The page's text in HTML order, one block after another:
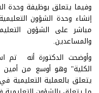
وفيما يتعلق بوظيفة وحدة
إنشاء وحدة الشؤون
مباشر على الشؤون
والمساعدين.
وأوضحت الدكتورة أنه تم
الكلية" وهو أوسع من
يتعلق بالعملية